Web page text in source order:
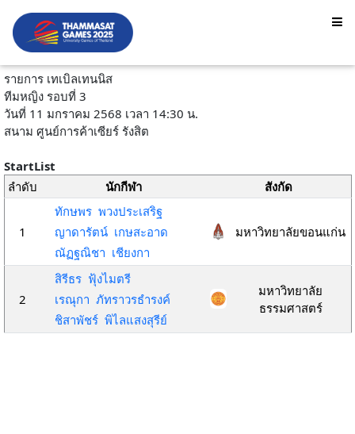
รายการ เทเบิลเทนนิส
ทีมหญิง รอบที่ 3
วันที่ 11 มกราคม 2568 เวลา 14:30 น.
สนาม ศูนย์การค้าเซียร์ รังสิต
StartList
ลำดับ
นักกีฬา สังกัด
1
ทักษพร พวงประเสริฐ
ญาดารัตน์ เกษสะอาด
ณัฏฐณิชา เชียงกา
มหาวิทยาลัยขอนแก่น
2
สิรีธร ฟุ้งไมตรี
เรณุกา ภัทราวรธำรงค์
ชิสาพัชร์ พิไลแสงสุรีย์
มหาวิทยาลัย
ธรรมศาสตร์